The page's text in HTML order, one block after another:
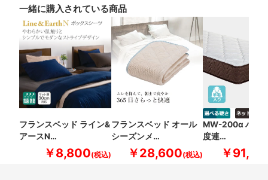
一緒に購入されている商品
フランスベッド ライン&
アースN…
￥8,800
フランスベッド オール
シーズンメ…
￥28,600
MW-200α ハー
度連…
￥